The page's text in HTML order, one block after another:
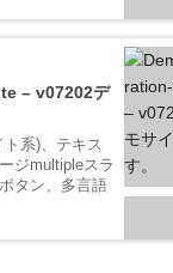
– v07202デ
系)、テキス
ジmultipleスラ
タン、多言語